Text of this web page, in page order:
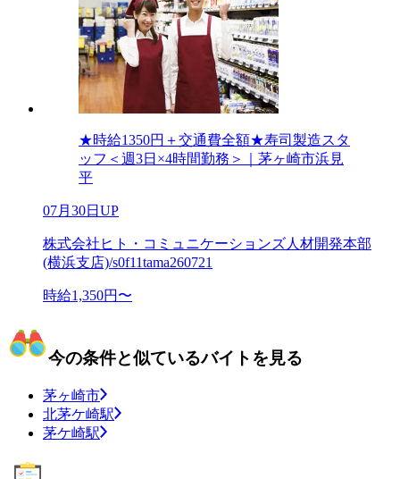
★時給1350円＋交通費全額★寿司製造スタ
ッフ＜週3日×4時間勤務＞｜茅ヶ崎市浜見
平
07月30日UP
株式会社ヒト・コミュニケーションズ人材開発本部
(横浜支店)/s0f11tama260721
時給1,350円〜
今の条件と似ているバイトを見る
茅ヶ崎市
北茅ケ崎駅
茅ケ崎駅